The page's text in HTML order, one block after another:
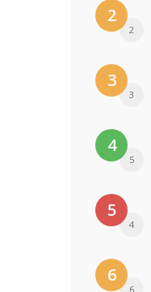
2
2
3
3
4
5
5
4
6
6